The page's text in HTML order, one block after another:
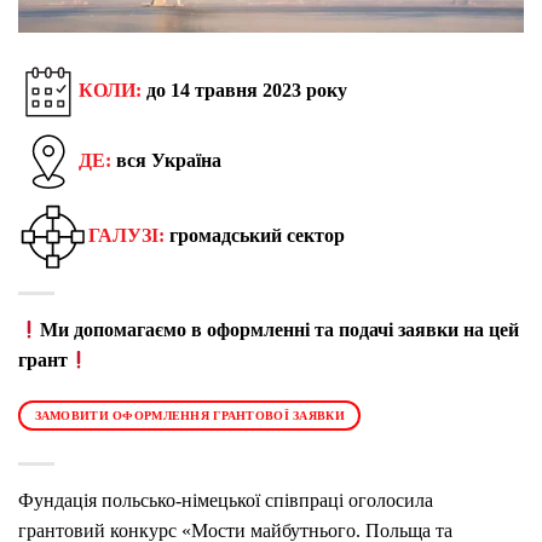
КОЛИ: до 14 травня 2023 року
ДЕ: вся Україна
ГАЛУЗІ: громадський сектор
Ми допомагаємо в оформленні та подачі заявки на цей
грант
ЗАМОВИТИ ОФОРМЛЕННЯ ГРАНТОВОЇ ЗАЯВКИ
Фундація польсько-німецької співпраці оголосила
грантовий конкурс «Мости майбутнього. Польща та